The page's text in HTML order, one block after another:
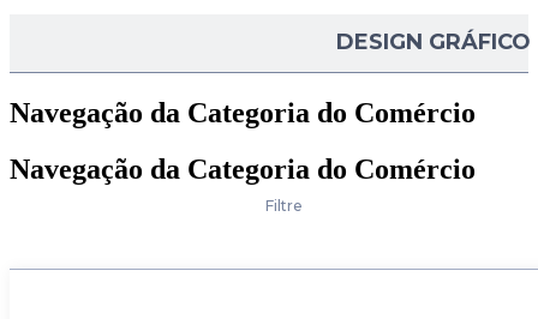
DESIGN
Navegação da Categoria do Comércio
Navegação da Categoria do Comércio
Filtre